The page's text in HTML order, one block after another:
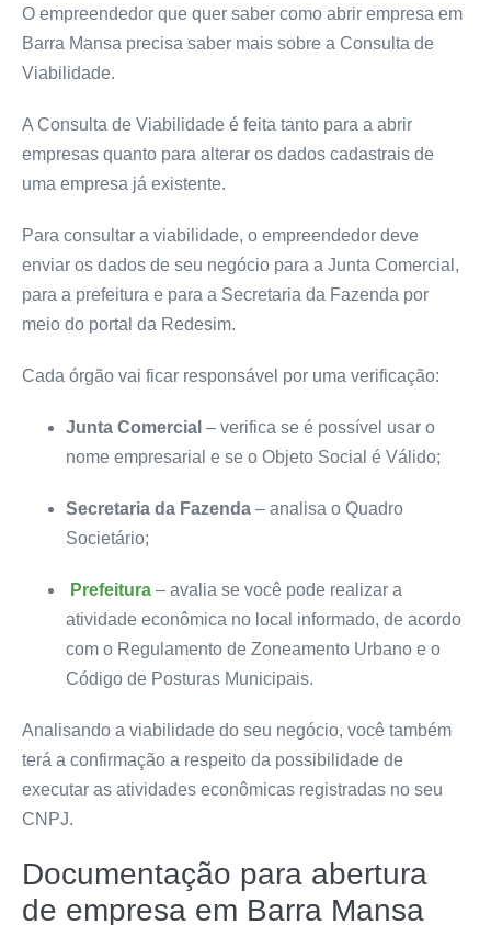
O empreendedor que quer saber como abrir empresa em
Barra Mansa precisa saber mais sobre a Consulta de
Viabilidade.
A Consulta de Viabilidade é feita tanto para a abrir
empresas quanto para alterar os dados cadastrais de
uma empresa já existente.
Para consultar a viabilidade, o empreendedor deve
enviar os dados de seu negócio para a Junta Comercial,
para a prefeitura e para a Secretaria da Fazenda por
meio do portal da Redesim.
Cada órgão vai ficar responsável por uma verificação:
Junta Comercial – verifica se é possível usar o
nome empresarial e se o Objeto Social é Válido;
Secretaria da Fazenda – analisa o Quadro
Societário;
Prefeitura – avalia se você pode realizar a
atividade econômica no local informado, de acordo
com o Regulamento de Zoneamento Urbano e o
Código de Posturas Municipais.
Analisando a viabilidade do seu negócio, você também
terá a confirmação a respeito da possibilidade de
executar as atividades econômicas registradas no seu
CNPJ.
Documentação para abertura
de empresa em Barra Mansa